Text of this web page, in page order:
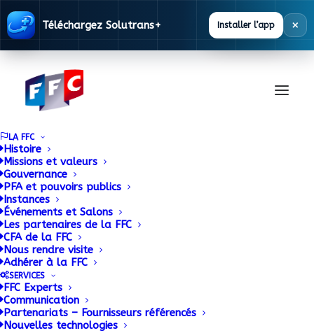
Téléchargez Solutrans+ Installer l’app ×
LA FFC
Histoire
Missions et valeurs
Gouvernance
PFA et pouvoirs publics
Instances
Événements et Salons
Les partenaires de la FFC
CFA de la FFC
Nous rendre visite
Adhérer à la FFC
SERVICES
FFC Experts
Communication
Partenariats – Fournisseurs référencés
Nouvelles technologies
La conversion à
l’électrique des
véhicules est en